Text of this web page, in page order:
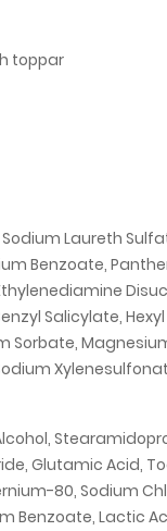
toppar
Laureth
Benzoate,
Salicylate,
Sorbate,
Glutamic Acid,
80, Sodium
Benzoate, Lactic